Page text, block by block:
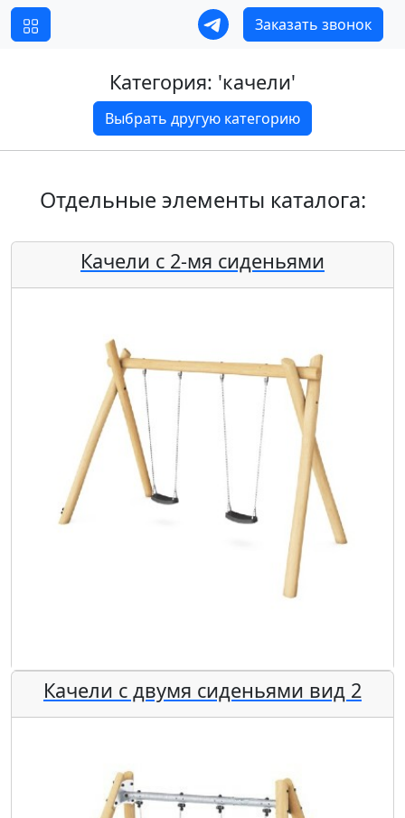
Заказать звонок
Категория: 'качели'
Выбрать другую категорию
Отдельные элементы каталога:
Качели с 2-мя сиденьями
Качели с двумя сиденьями вид 2